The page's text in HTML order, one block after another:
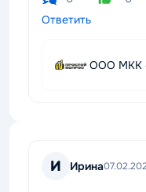
Ответить
ООО МКК
И Ирина